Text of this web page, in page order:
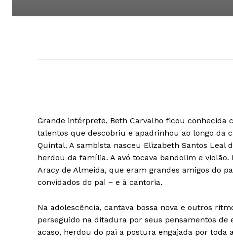
Grande intérprete, Beth Carvalho ficou conhecida
talentos que descobriu e apadrinhou ao longo da
Quintal. A sambista nasceu Elizabeth Santos Leal
herdou da família. A avó tocava bandolim e
Aracy de Almeida, que eram grandes amigos do
convidados do pai – e à cantoria.
Na adolescência, cantava bossa nova e outros
perseguido na ditadura por seus pensamentos de
acaso, herdou do pai a postura engajada por toda